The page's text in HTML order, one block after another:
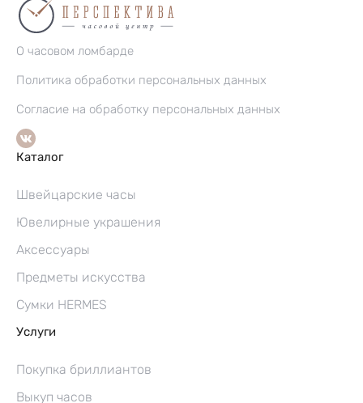
О часовом ломбарде
Политика обработки персональных данных
Согласие на обработку персональных данных
Каталог
Швейцарские часы
Ювелирные украшения
Аксессуары
Предметы искусства
Сумки HERMES
Услуги
Покупка бриллиантов
Выкуп часов